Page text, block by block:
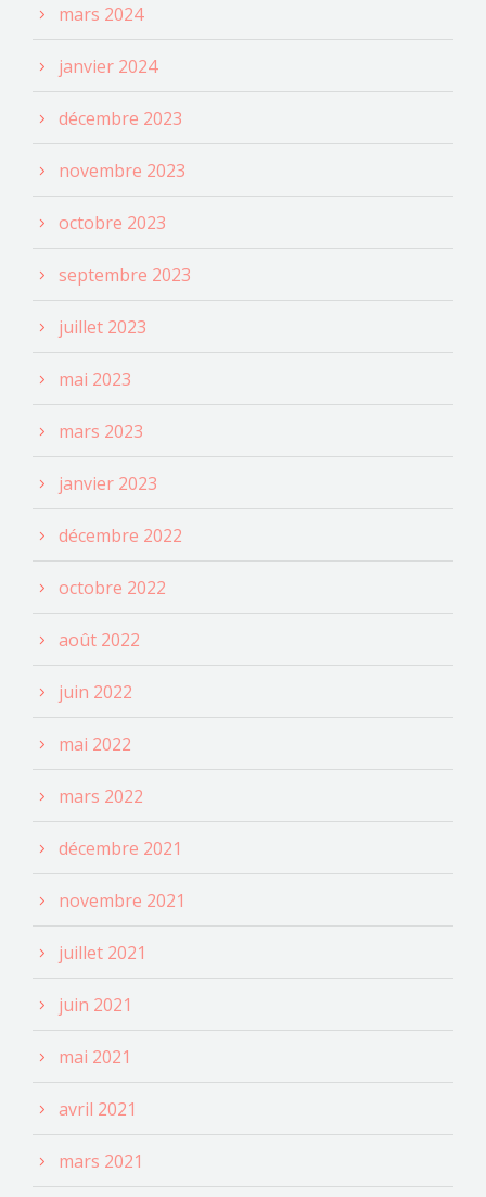
mars 2024
janvier 2024
décembre 2023
novembre 2023
octobre 2023
septembre 2023
juillet 2023
mai 2023
mars 2023
janvier 2023
décembre 2022
octobre 2022
août 2022
juin 2022
mai 2022
mars 2022
décembre 2021
novembre 2021
juillet 2021
juin 2021
mai 2021
avril 2021
mars 2021